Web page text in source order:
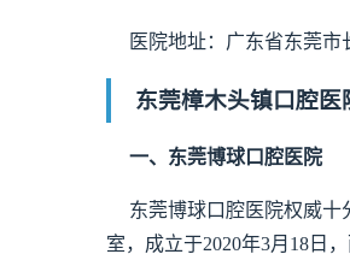
医院地址：广东省东莞市
东莞樟木头镇口腔医
一、东莞博球口腔医院
东莞博球口腔医院权威十
室，成立于2020年3月18日